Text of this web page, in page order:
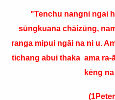
"Tenchu nangni ngai
sūngkuana chāizūng,
ranga mipui ngāi na ni u.
tichang abui thaka ama ra-
kēng